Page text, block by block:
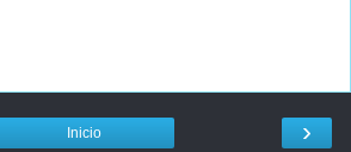
›
Inicio